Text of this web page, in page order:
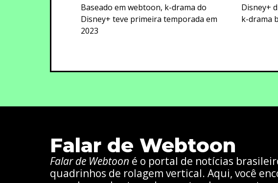
Baseado em webtoon, k-drama do
Disney+ teve primeira temporada em
2023
Disney+
k-drama
Falar de Webtoon
Falar de Webtoon é o portal de notícias
quadrinhos de rolagem vertical. Aqui, você